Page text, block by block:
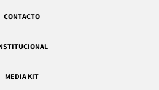
CONTACTO
MEDIA KIT